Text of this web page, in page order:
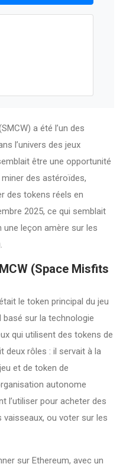
a été l’un des
l’univers des jeux
être une opportunité
miner des astéroïdes,
des tokens réels en
2025, ce qui semblait
leçon amère sur les
(Space Misfits
le token principal du jeu
basé sur la technologie
qui utilisent des tokens de
deux rôles : il servait à la
et de token de
autonome
l’utiliser pour acheter des
ou voter sur les
sur Ethereum, avec un